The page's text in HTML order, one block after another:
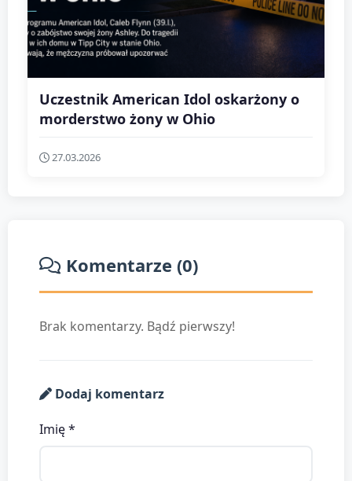
Uczestnik American Idol oskarżony o
morderstwo żony w Ohio
27.03.2026
Komentarze (0)
Brak komentarzy. Bądź pierwszy!
Dodaj komentarz
Imię *